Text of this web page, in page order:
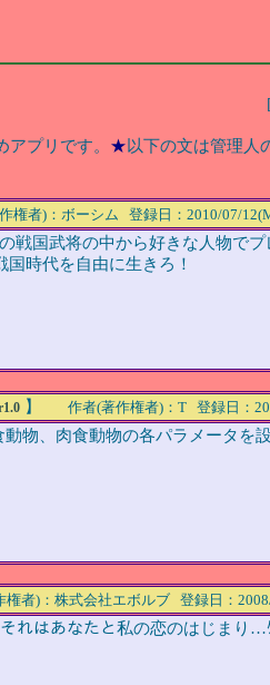
アプリです。 ★以下の文は管理人
権者)：ボーシム 登録日：2010/07/
戦国武将の中から好きな人物で
国時代を自由に生きろ！
】 作者(著作権者)：T 登録日：
物、肉食動物の各パラメータを
権者)：株式会社エボルブ 登録日：
れはあなたと私の恋のはじまり…